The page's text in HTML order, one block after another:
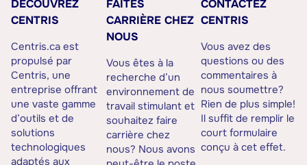
DÉCOUVREZ
CENTRIS
Centris.ca est
propulsé par
Centris, une
entreprise offrant
une vaste gamme
d’outils et de
solutions
technologiques
adaptés aux
FAITES
CARRIÈRE CHEZ
NOUS
Vous êtes à la
recherche d’un
environnement de
travail stimulant et
souhaitez faire
carrière chez
nous? Nous avons
CONTACTEZ
CENTRIS
Vous avez des
questions ou des
commentaires à
nous soumettre?
Rien de plus simple!
Il suffit de remplir le
court formulaire
conçu à cet effet.